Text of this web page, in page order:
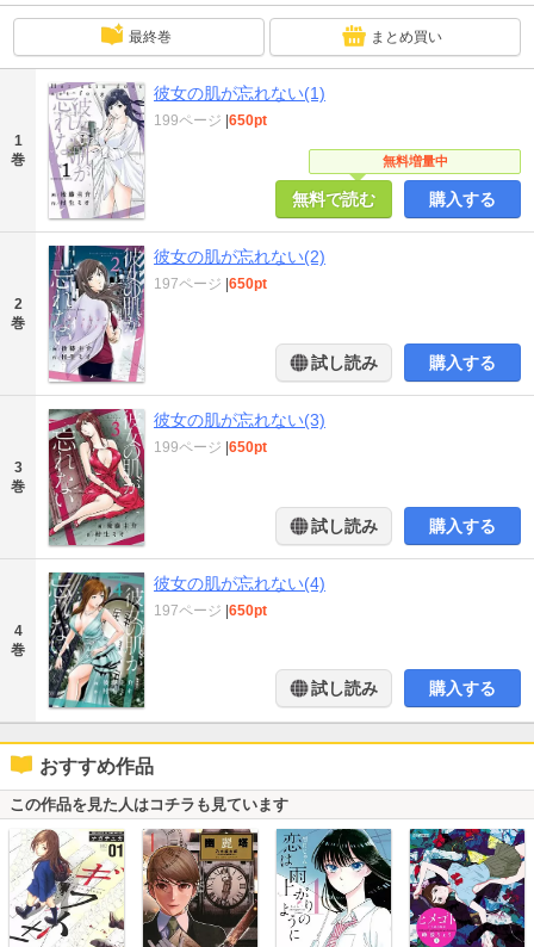
最終巻 まとめ買い
1
巻
彼女の肌が忘れない(1)
無料増量中
199ページ |650pt
無料で読む 購入する
2
巻
彼女の肌が忘れない(2)
197ページ |650pt
試し読み 購入する
3
巻
彼女の肌が忘れない(3)
199ページ |650pt
試し読み 購入する
4
巻
彼女の肌が忘れない(4)
197ページ |650pt
試し読み 購入する
おすすめ作品
この作品を見た人はコチラも見ています